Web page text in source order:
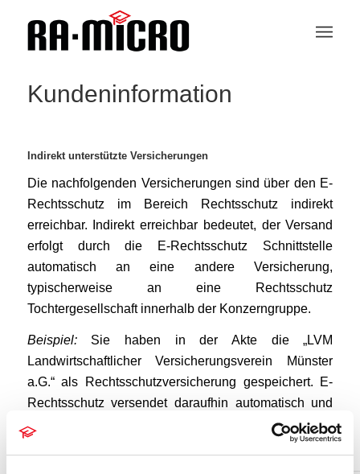
Kundeninformation
Indirekt unterstützte Versicherungen
Die nachfolgenden Versicherungen sind über den E-
Rechtsschutz im Bereich Rechtsschutz indirekt
erreichbar. Indirekt erreichbar bedeutet, der Versand
erfolgt durch die E-Rechtsschutz Schnittstelle
automatisch an eine andere Versicherung,
typischerweise an eine Rechtsschutz
Tochtergesellschaft innerhalb der Konzerngruppe.
Beispiel: Sie haben in der Akte die „LVM
Landwirtschaftlicher Versicherungsverein Münster
a.G.“ als Rechtsschutzversicherung gespeichert. E-
Rechtsschutz versendet daraufhin automatisch und
im Hintergrund an die „LVM